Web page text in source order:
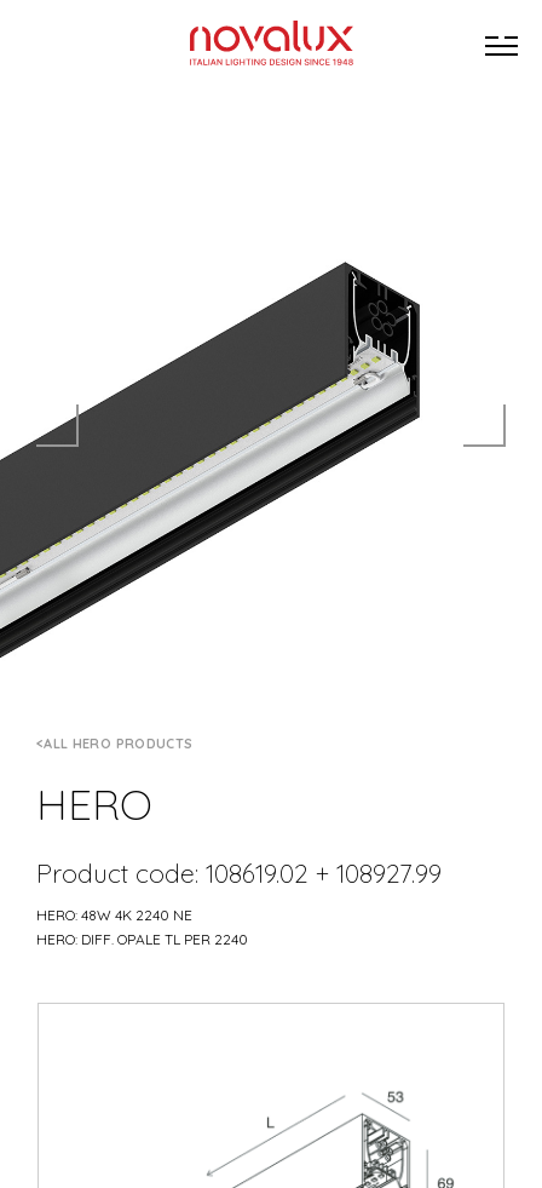
ALL HERO PRODUCTS
HERO
Product code: 108619.02 + 108927.99
HERO: 48W 4K 2240 NE
HERO: DIFF. OPALE TL PER 2240